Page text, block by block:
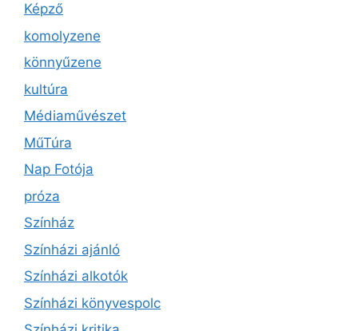
Képző
komolyzene
könnyűzene
kultúra
Médiaművészet
MűTúra
Nap Fotója
próza
Színház
Színházi ajánló
Színházi alkotók
Színházi könyvespolc